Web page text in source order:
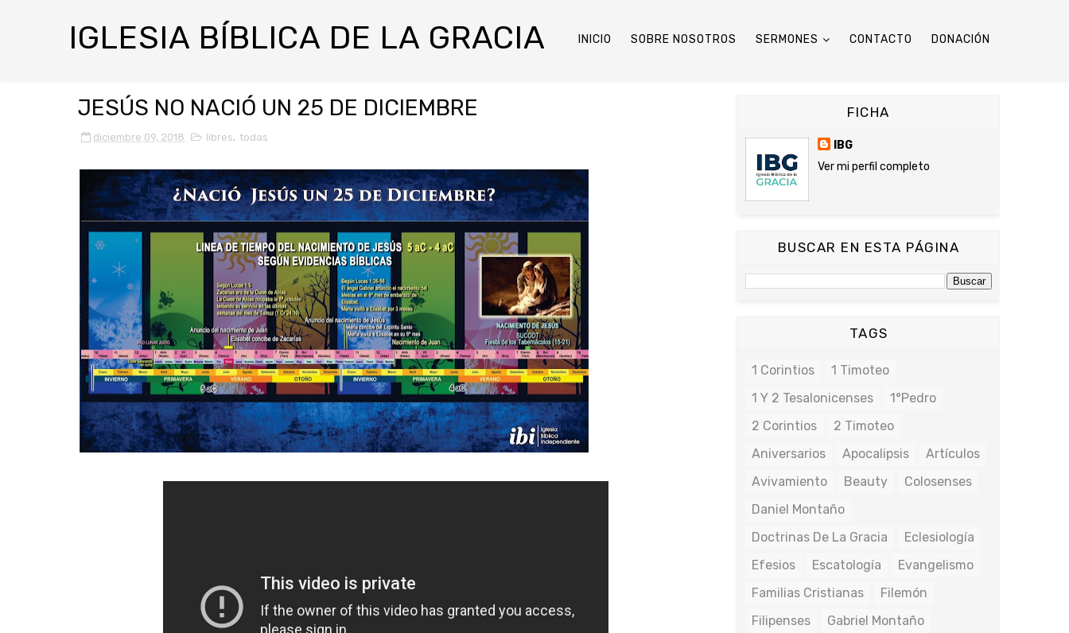
IGLESIA BÍBLICA DE LA GRACIA INICIO SOBRE NOSOTROS SERMONES CONTACTO DONACIÓN
JESÚS NO NACIÓ UN 25 DE DICIEMBRE
diciembre 09, 2018 libres, todas
FICHA
IBG
Ver mi perfil completo
BUSCAR EN ESTA PÁGINA
TAGS
1 Corintios
1 Timoteo
1 Y 2 Tesalonicenses
1°Pedro
2 Corintios
2 Timoteo
Aniversarios
Apocalipsis
Artículos
Avivamiento
Beauty
Colosenses
Daniel Montaño
Doctrinas De La Gracia
Eclesiología
Efesios
Escatología
Evangelismo
Familias Cristianas
Filemón
Filipenses
Gabriel Montaño